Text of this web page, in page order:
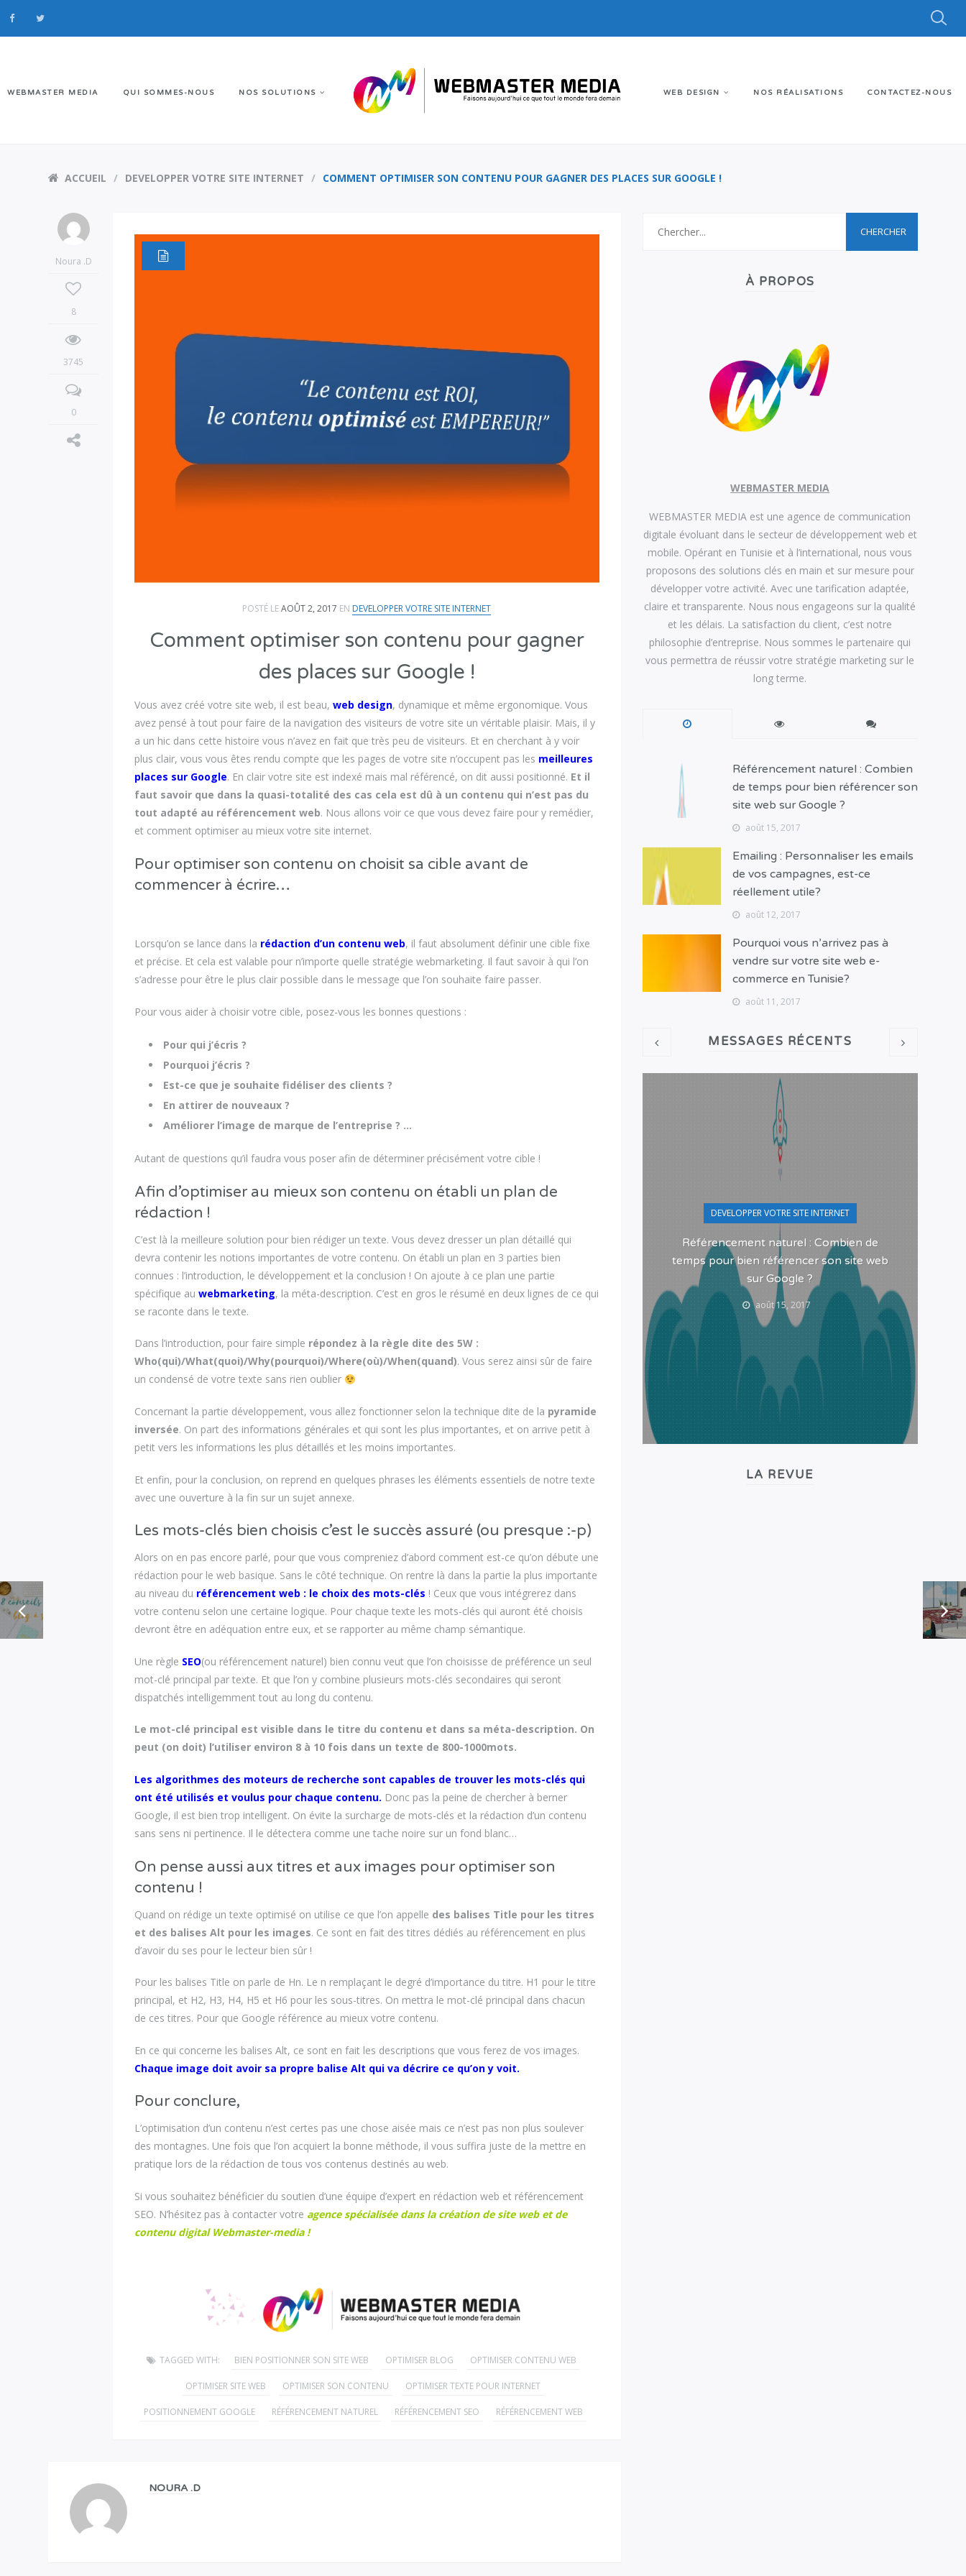
WEBMASTER MEDIA QUI SOMMES-NOUS NOS SOLUTIONS WEB DESIGN NOS RÉALISATIONS CONTACTEZ-NOUS
ACCUEIL DEVELOPPER VOTRE SITE INTERNET COMMENT OPTIMISER SON CONTENU POUR GAGNER DES PLACES SUR GOOGLE !
Noura .D
8
3745
0
POSTÉ LEAOÛT 2, 2017 EN DEVELOPPER VOTRE SITE INTERNET
Comment optimiser son contenu pour gagner
des places sur Google !
Vous avez créé votre site web, il est beau,web design, dynamique et même ergonomique. Vous
avez pensé à tout pour faire de la navigation des visiteurs de votre site un véritable plaisir. Mais, il y
a un hic dans cette histoire vous n’avez en fait que très peu de visiteurs. Et en cherchant à y voir
plus clair, vous vous êtes rendu compte que les pages de votre site n’occupent pas les meilleures
places sur Google. En clair votre site est indexé mais mal référencé, on dit aussi positionné. Et il
faut savoir que dans la quasi-totalité des cas cela est dû à un contenu qui n’est pas du
tout adapté au référencement web. Nous allons voir ce que vous devez faire pour y remédier,
et comment optimiser au mieux votre site internet.
Pour optimiser son contenu on choisit sa cible avant de
commencer à écrire…
Lorsqu’on se lance dans la rédaction d’un contenu web, il faut absolument définir une cible fixe
et précise. Et cela est valable pour n’importe quelle stratégie webmarketing. Il faut savoir à qui l’on
s’adresse pour être le plus clair possible dans le message que l’on souhaite faire passer.
Pour vous aider à choisir votre cible, posez-vous les bonnes questions :
Pour qui j’écris ?
Pourquoi j’écris ?
Est-ce que je souhaite fidéliser des clients ?
En attirer de nouveaux ?
Améliorer l’image de marque de l’entreprise ? …
Autant de questions qu’il faudra vous poser afin de déterminer précisément votre cible !
Afin d’optimiser au mieux son contenu on établi un plan de
rédaction !
C’est là la meilleure solution pour bien rédiger un texte. Vous devez dresser un plan détaillé qui
devra contenir les notions importantes de votre contenu. On établi un plan en 3 parties bien
connues : l’introduction, le développement et la conclusion ! On ajoute à ce plan une partie
spécifique auwebmarketing, la méta-description. C’est en gros le résumé en deux lignes de ce qui
se raconte dans le texte.
Dans l’introduction, pour faire simple répondez à la règle dite des 5W :
Who(qui)/What(quoi)/Why(pourquoi)/Where(où)/When(quand). Vous serez ainsi sûr de faire
un condensé de votre texte sans rien oublier
Concernant la partie développement, vous allez fonctionner selon la technique dite de la pyramide
inversée. On part des informations générales et qui sont les plus importantes, et on arrive petit à
petit vers les informations les plus détaillés et les moins importantes.
Et enfin, pour la conclusion, on reprend en quelques phrases les éléments essentiels de notre texte
avec une ouverture à la fin sur un sujet annexe.
Les mots-clés bien choisis c’est le succès assuré (ou presque :-p)
Alors on en pas encore parlé, pour que vous compreniez d’abord comment est-ce qu’on débute une
rédaction pour le web basique. Sans le côté technique. On rentre là dans la partie la plus importante
au niveau du référencement web : le choix des mots-clés ! Ceux que vous intégrerez dans
votre contenu selon une certaine logique. Pour chaque texte les mots-clés qui auront été choisis
devront être en adéquation entre eux, et se rapporter au même champ sémantique.
Une règle SEO(ou référencement naturel) bien connu veut que l’on choisisse de préférence un seul
mot-clé principal par texte. Et que l’on y combine plusieurs mots-clés secondaires qui seront
dispatchés intelligemment tout au long du contenu.
Le mot-clé principal est visible dans le titre du contenu et dans sa méta-description. On
peut (on doit) l’utiliser environ 8 à 10 fois dans un texte de 800-1000mots.
Les algorithmes des moteurs de recherche sont capables de trouver les mots-clés qui
ont été utilisés et voulus pour chaque contenu. Donc pas la peine de chercher à berner
Google, il est bien trop intelligent. On évite la surcharge de mots-clés et la rédaction d’un contenu
sans sens ni pertinence. Il le détectera comme une tache noire sur un fond blanc…
On pense aussi aux titres et aux images pour optimiser son
contenu !
Quand on rédige un texte optimisé on utilise ce que l’on appelle des balises Title pour les titres
et des balises Alt pour les images. Ce sont en fait des titres dédiés au référencement en plus
d’avoir du ses pour le lecteur bien sûr !
Pour les balises Title on parle de Hn. Le n remplaçant le degré d’importance du titre. H1 pour le titre
principal, et H2, H3, H4, H5 et H6 pour les sous-titres. On mettra le mot-clé principal dans chacun
de ces titres. Pour que Google référence au mieux votre contenu.
En ce qui concerne les balises Alt, ce sont en fait les descriptions que vous ferez de vos images.
Chaque image doit avoir sa propre balise Alt qui va décrire ce qu’on y voit.
Pour conclure,
L’optimisation d’un contenu n’est certes pas une chose aisée mais ce n’est pas non plus soulever
des montagnes. Une fois que l’on acquiert la bonne méthode, il vous suffira juste de la mettre en
pratique lors de la rédaction de tous vos contenus destinés au web.
Si vous souhaitez bénéficier du soutien d’une équipe d’expert en rédaction web et référencement
SEO. N’hésitez pas à contacter votre agence spécialisée dans la création de site web et de
contenu digital Webmaster-media!
TAGGED WITH: BIEN POSITIONNER SON SITE WEB OPTIMISER BLOG OPTIMISER CONTENU WEB
OPTIMISER SITE WEB OPTIMISER SON CONTENU OPTIMISER TEXTE POUR INTERNET
POSITIONNEMENT GOOGLE RÉFÉRENCEMENT NATUREL RÉFÉRENCEMENT SEO RÉFÉRENCEMENT WEB
NOURA .D
À PROPOS
WEBMASTER MEDIA
WEBMASTER MEDIA est une agence de communication
digitale évoluant dans le secteur de développement web et
mobile. Opérant en Tunisie et à l’international, nous vous
proposons des solutions clés en main et sur mesure pour
développer votre activité. Avec une tarification adaptée,
claire et transparente. Nous nous engageons sur la qualité
et les délais. La satisfaction du client, c’est notre
philosophie d’entreprise. Nous sommes le partenaire qui
vous permettra de réussir votre stratégie marketing sur le
long terme.
Référencement naturel : Combien
de temps pour bien référencer son
site web sur Google ?
août 15, 2017
Emailing : Personnaliser les emails
de vos campagnes, est-ce
réellement utile?
août 12, 2017
Pourquoi vous n’arrivez pas à
vendre sur votre site web e-
commerce en Tunisie?
août 11, 2017
MESSAGES RÉCENTS
DEVELOPPER VOTRE SITE INTERNET
Référencement naturel : Combien de
temps pour bien référencer son site web
sur Google ?
août 15, 2017
LA REVUE